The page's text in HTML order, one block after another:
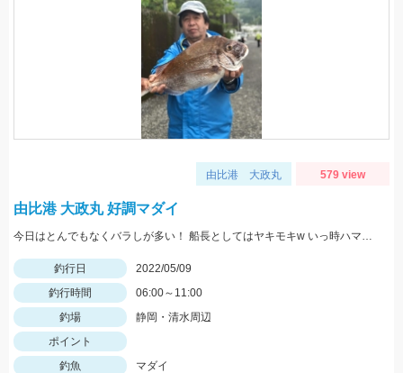
由比港 大政丸 579 view
由比港 大政丸 好調マダイ
今日はとんでもなくバラしが多い！ 船長としてはヤキモキw いっ時ハマった流しでバタバタタイム バラし20回以上！
釣行日
2022/05/09
釣行時間
06:00～11:00
釣場
静岡・清水周辺
ポイント
釣魚
マダイ